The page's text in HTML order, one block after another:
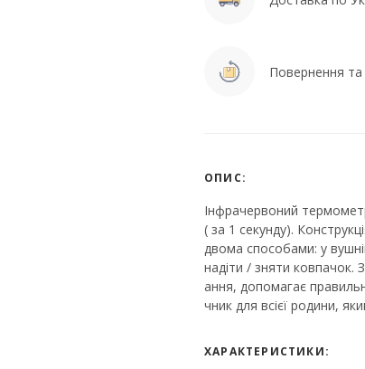
Повернення та
ОПИС:
Інфрачервоний
( за 1 секунду).
двома способами: у
надіти / зняти ковпачок.
ання, допомагає
чник для всієї родини,
ХАРАКТЕРИСТИКИ: